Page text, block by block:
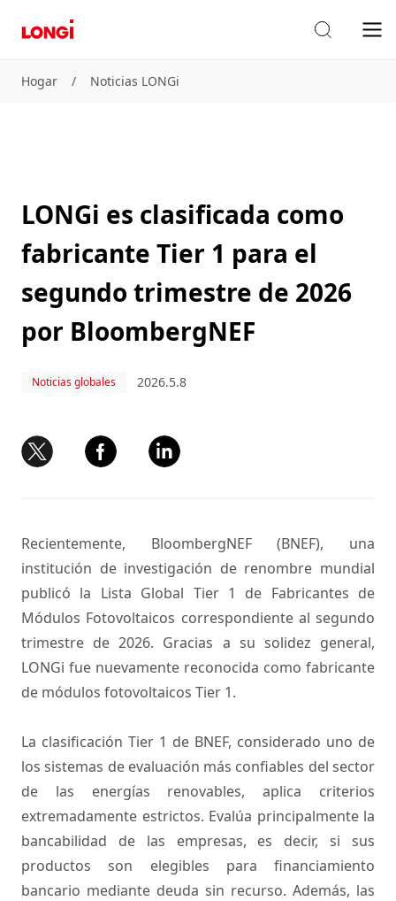
Hogar / Noticias LONGi
LONGi es clasificada como
fabricante Tier 1 para el
segundo trimestre de 2026
por BloombergNEF
Noticias globales 2026.5.8
Recientemente, BloombergNEF (BNEF), una
institución de investigación de renombre mundial
publicó la Lista Global Tier 1 de Fabricantes de
Módulos Fotovoltaicos correspondiente al segundo
trimestre de 2026. Gracias a su solidez general,
LONGi fue nuevamente reconocida como fabricante
de módulos fotovoltaicos Tier 1.
La clasificación Tier 1 de BNEF, considerado uno de
los sistemas de evaluación más confiables del sector
de las energías renovables, aplica criterios
extremadamente estrictos. Evalúa principalmente la
bancabilidad de las empresas, es decir, si sus
productos son elegibles para financiamiento
bancario mediante deuda sin recurso. Además, las